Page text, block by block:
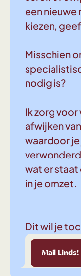
een nieuwe
kiezen,
Misschien
nodig is?
Ik zorg
afwijken
waardoor
wat er staat
in je omzet.
Dit wil je
Mail Linds!
Mail Linds! Mail